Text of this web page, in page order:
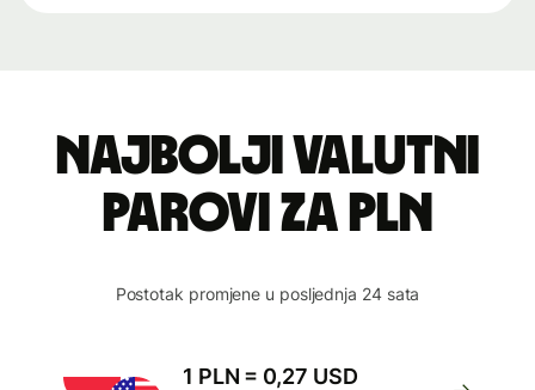
Najbolji valutni
parovi za PLN
Postotak promjene u posljednja 24 sata
1 PLN = 0,27 USD